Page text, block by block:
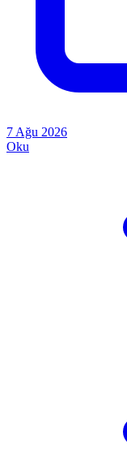
7 Ağu 2026
Oku